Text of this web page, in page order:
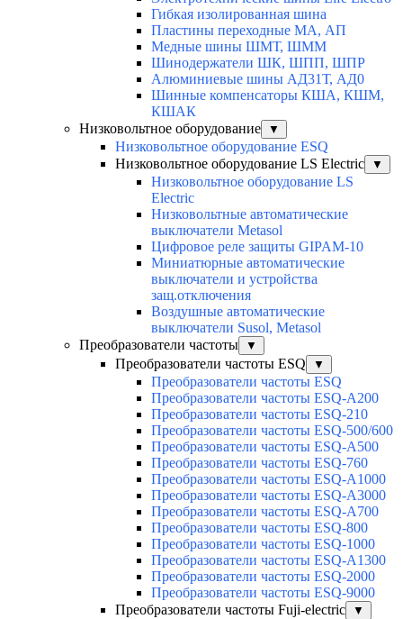
Гибкая изолированная шина
Пластины переходные МА, АП
Медные шины ШМТ, ШММ
Шинодержатели ШК, ШПП, ШПР
Алюминиевые шины АД31Т, АД0
Шинные компенсаторы КША, КШМ,
КШАК
Низковольтное оборудование
▼
Низковольтное оборудование ESQ
Низковольтное оборудование LS Electric
▼
Низковольтное оборудование LS
Electric
Низковольтные автоматические
выключатели Metasol
Цифровое реле защиты GIPAM-10
Миниатюрные автоматические
выключатели и устройства
защ.отключения
Воздушные автоматические
выключатели Susol, Metasol
Преобразователи частоты
▼
Преобразователи частоты ESQ ▼
Преобразователи частоты ESQ
Преобразователи частоты ESQ-A200
Преобразователи частоты ESQ-210
Преобразователи частоты ESQ-500/600
Преобразователи частоты ESQ-A500
Преобразователи частоты ESQ-760
Преобразователи частоты ESQ-A1000
Преобразователи частоты ESQ-A3000
Преобразователи частоты ESQ-A700
Преобразователи частоты ESQ-800
Преобразователи частоты ESQ-1000
Преобразователи частоты ESQ-A1300
Преобразователи частоты ESQ-2000
Преобразователи частоты ESQ-9000
Преобразователи частоты Fuji-electric
▼